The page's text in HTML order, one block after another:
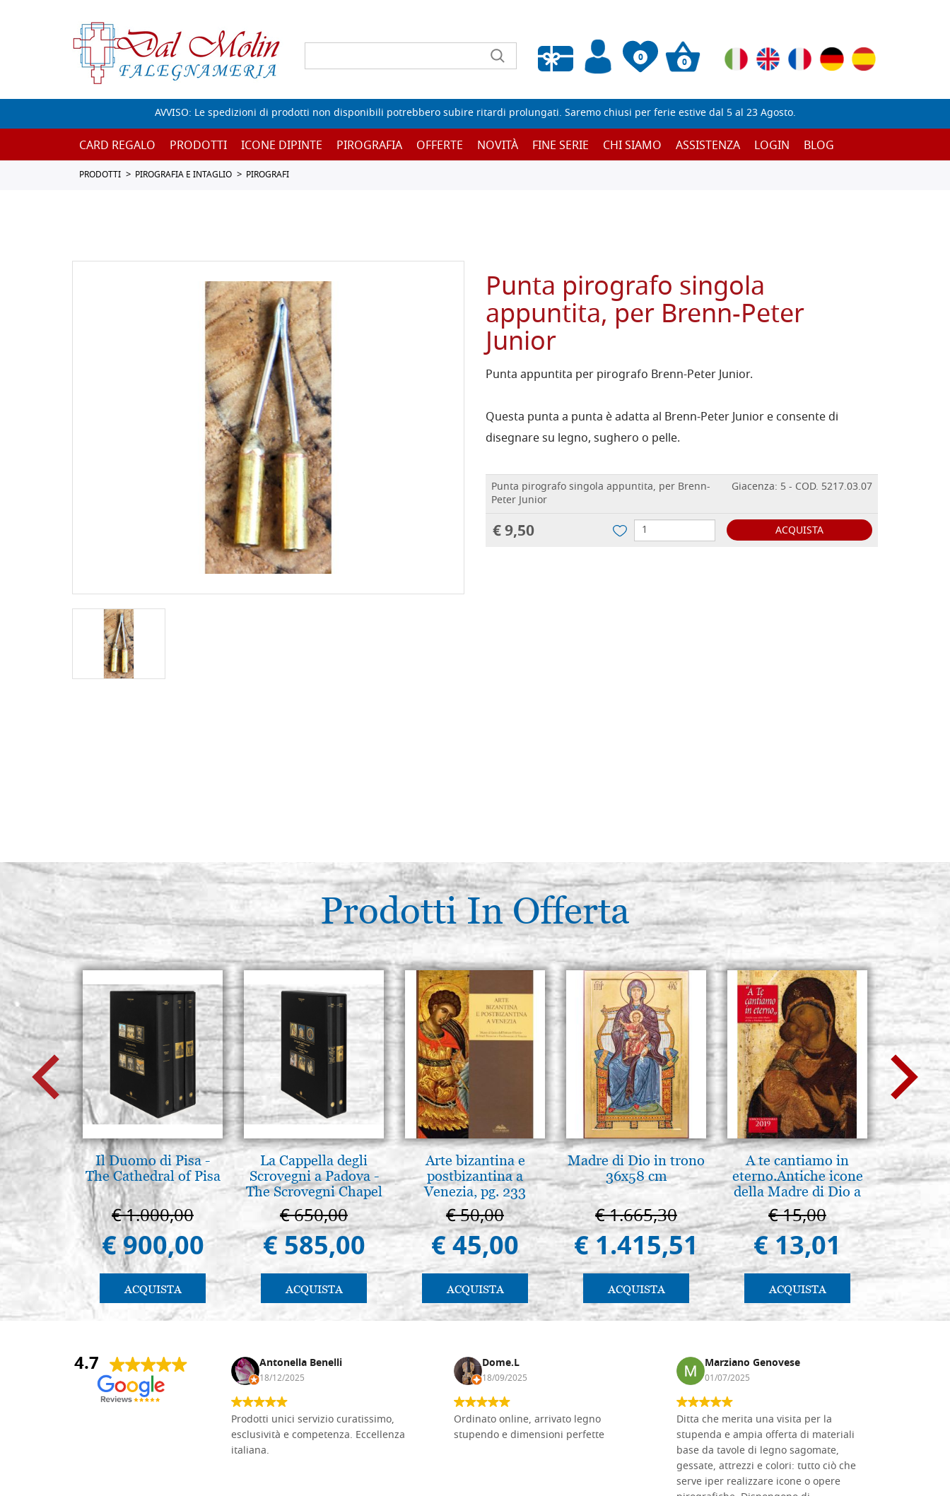
0
Wishlist vuota
0
AVVISO: Le spedizioni di prodotti non disponibili potrebbero subire ritardi prolungati. Saremo chiusi per ferie estive dal 5 al 23 Agosto.
CARD REGALO PRODOTTI ICONE DIPINTE PIROGRAFIA OFFERTE NOVITÀ FINE SERIE CHI SIAMO ASSISTENZA LOGIN BLOG
PRODOTTI PIROGRAFIA E INTAGLIO PIROGRAFI
Punta pirografo singola
appuntita, per Brenn-Peter
Junior
Punta appuntita per pirografo Brenn-Peter Junior.
Questa punta a punta è adatta al Brenn-Peter Junior e consente di
disegnare su legno, sughero o pelle.
Punta pirografo singola appuntita, per Brenn-
Peter Junior
Giacenza: 5 - COD. 5217.03.07
€ 9,50 ACQUISTA
Prodotti In Offerta
Il Duomo di Pisa -
The Cathedral of Pisa
€ 1.000,00
€ 900,00
ACQUISTA
La Cappella degli
Scrovegni a Padova -
The Scrovegni Chapel
in Padua
€ 650,00
€ 585,00
ACQUISTA
Arte bizantina e
postbizantina a
Venezia, pg. 233
€ 50,00
€ 45,00
ACQUISTA
Madre di Dio in trono
36x58 cm
€ 1.665,30
€ 1.415,51
ACQUISTA
A te cantiamo in
eterno.Antiche icone
della Madre di Dio a
Vladimir e Suzdal
(libro-cal. 2019)
€ 15,00
€ 13,01
ACQUISTA
€
€
4.7
Andrea Monguzzi Antonella Benelli
18/12/2025
Prodotti unici servizio curatissimo,
esclusività e competenza. Eccellenza
italiana.
Dome.L
18/09/2025
Ordinato online, arrivato legno
stupendo e dimensioni perfette
Marziano Genovese
01/07/2025
Ditta che merita una visita per la
stupenda e ampia offerta di materiali
base da tavole di legno sagomate,
gessate, attrezzi e colori: tutto ciò che
serve iper realizzare icone o opere